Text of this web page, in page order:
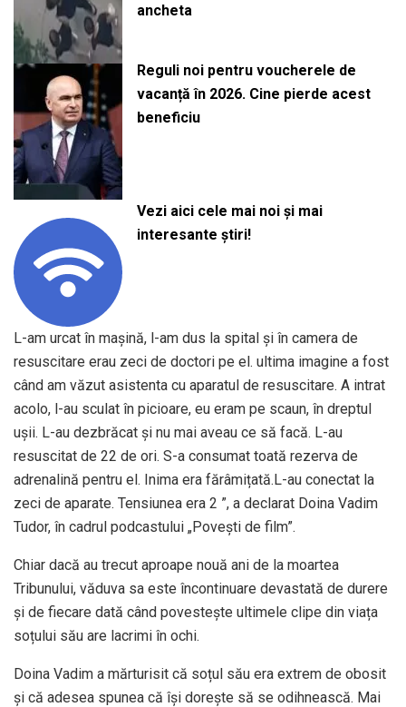
ancheta
Reguli noi pentru voucherele de
vacanță în 2026. Cine pierde acest
beneficiu
Vezi aici cele mai noi și mai
interesante știri!
L-am urcat în mașină, l-am dus la spital și în camera de
resuscitare erau zeci de doctori pe el. ultima imagine a fost
când am văzut asistenta cu aparatul de resuscitare. A intrat
acolo, l-au sculat în picioare, eu eram pe scaun, în dreptul
ușii. L-au dezbrăcat și nu mai aveau ce să facă. L-au
resuscitat de 22 de ori. S-a consumat toată rezerva de
adrenalină pentru el. Inima era fărâmițată.L-au conectat la
zeci de aparate. Tensiunea era 2 ”, a declarat Doina Vadim
Tudor, în cadrul podcastului „Povești de film”.
Chiar dacă au trecut aproape nouă ani de la moartea
Tribunului, văduva sa este încontinuare devastată de durere
și de fiecare dată când povestește ultimele clipe din viața
soțului său are lacrimi în ochi.
Doina Vadim a mărturisit că soțul său era extrem de obosit
și că adesea spunea că își dorește să se odihnească. Mai